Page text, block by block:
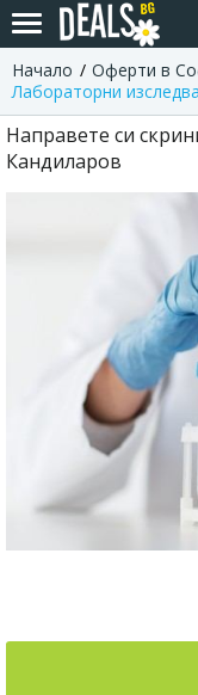
Начало Оферти в
Лабораторни
Направете си
Кандиларов